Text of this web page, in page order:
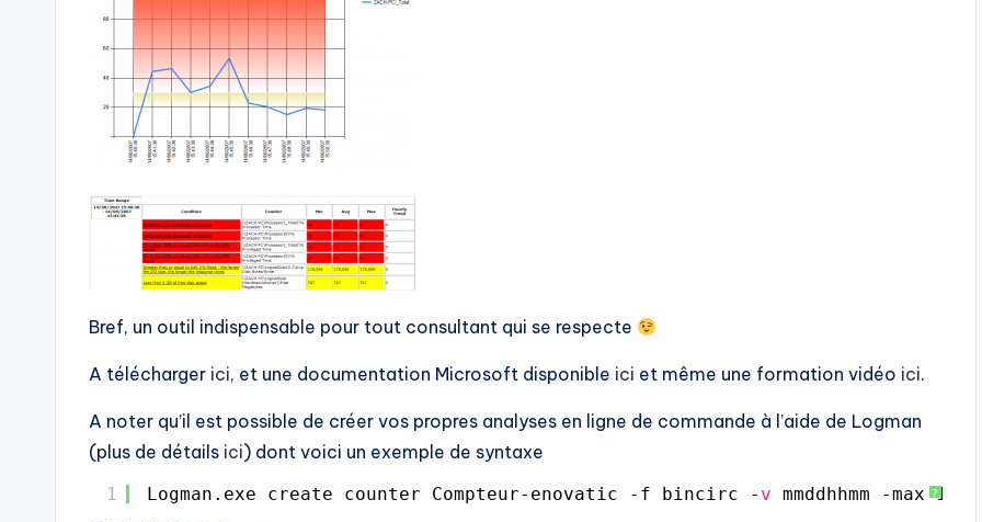
Bref, un outil indispensable pour tout consultant qui se respecte
A télécharger ici, et une documentation Microsoft disponible ici et même une formation vidéo ici.
A noter qu’il est possible de créer vos propres analyses en ligne de commande à l’aide de Logman
(plus de détails ici) dont voici un exemple de syntaxe
?
1 Logman.exe create counter Compteur-enovatic -f bincirc - v mmddhhmm -max